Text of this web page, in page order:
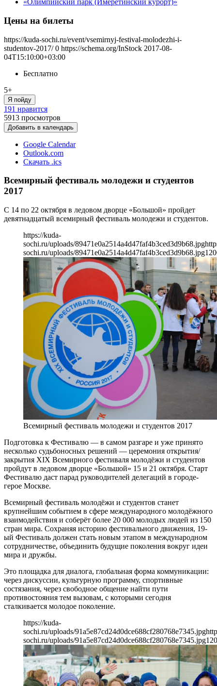
«Олимпийский парк (Имеретинский курорт)»
Цены на билеты
https://kuda-sochi.ru/event/vsemirnyj-festival-molodezhi-i-
studentov-2017/ 0 https://schema.org/InStock 2017-08-
04T15:10:00+03:00
Бесплатно
5+
Я пойду
191 нравится
5913 просмотров
Добавить в календарь
Google Calendar
Outlook.com
Скачать .ics
Всемирный фестиваль молодежи и студентов
2017
С 14 по 22 октября в ледовом дворце «Большой» пройдет
девятнадцатый всемирный фестиваль молодежи и студентов.
https://kuda-
sochi.ru/uploads/89471e0a2514a4d47faf4b3ced3d9b68.jpg
sochi.ru/uploads/89471e0a2514a4d47faf4b3ced3d9b68.jpg
Всемирный фестиваль молодежи и студентов 2017
Подготовка к Фестивалю — в самом разгаре и уже принято
несколько судьбоносных решений — церемония открытия/
закрытия XIX Всемирного фестиваля молодёжи и студентов
пройдут в ледовом дворце «Большой» 15 и 21 октября. Старт
Фестивалю даст парад руководителей делегаций в городе-
герое Москве.
Всемирный фестиваль молодёжи и студентов станет
крупнейшим событием в сфере международного молодёжного
взаимодействия и соберёт более 20 000 молодых людей из 150
стран мира. Сохраняя историю фестивального движения, 19-
ый Фестиваль должен стать новым этапом в международном
сотрудничестве, объединить будущие поколения вокруг идеи
мира и дружбы.
Это площадка для диалога, глобальная форма коммуникации:
через дискуссии, культурную программу, спортивные
состязания, через свободное общение найти пути
противостояния тем вызовам, с которыми сегодня
сталкивается молодое поколение.
https://kuda-
sochi.ru/uploads/91a5e87cd24d0dce688cf280768e7345.jpg
sochi.ru/uploads/91a5e87cd24d0dce688cf280768e7345.jpg